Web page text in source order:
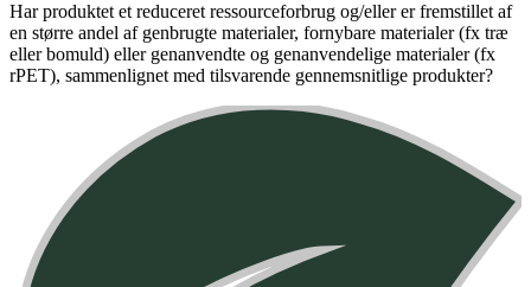
Har produktet et reduceret ressourceforbrug og/eller er fremstillet af
en større andel af genbrugte materialer, fornybare materialer (fx træ
eller bomuld) eller genanvendte og genanvendelige materialer (fx
rPET), sammenlignet med tilsvarende gennemsnitlige produkter?